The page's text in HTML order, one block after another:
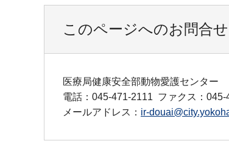
このページへのお問合せ
医療局健康安全部動物愛護センター
電話：045-471-2111 ファクス：045-
メールアドレス： ir-